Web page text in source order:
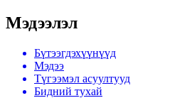
Мэдээлэл
Бүтээгдэхүүнүүд
Мэдээ
Түгээмэл асуултууд
Бидний тухай